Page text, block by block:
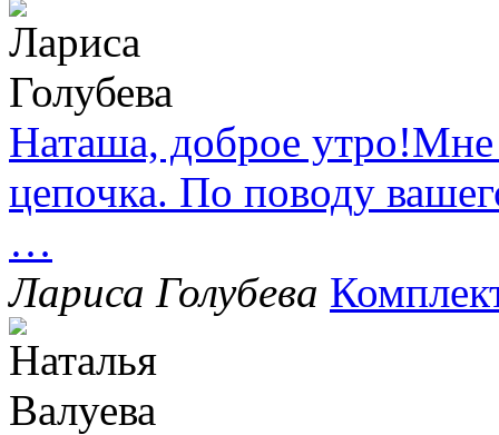
Наташа, доброе утро!Мне
цепочка. По поводу
…
Лариса Голубева